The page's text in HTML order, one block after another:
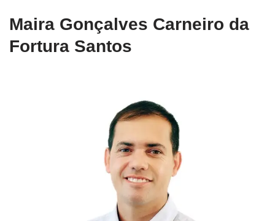
Maira Gonçalves Carneiro da
Fortura Santos